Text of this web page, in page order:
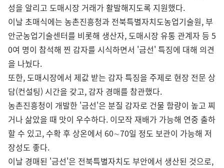
성을 알리고 도매시장 거래가 활발해지도록 지원했다.
이날 초매식에는 농촌진흥청과 전북특별자치도농업기술원, 부
안군농업기술센터를 비롯해 생산자, 도매시장 유통 관계자 등 5
0여 명이 참석해 찐 감자를 시식하면서 '금선' 특징에 대해 의견
을 나눴다.
또한, 도매시장에서 제값 받는 감자 특징을 주제로 현장 전문 상
담(컨설팅) 시간을 갖고, 감자 경매를 참관했다.
농촌진흥청이 개발한 '금선'은 분질 감자로 건물 함량이 높고 찌
거나 삶았을 때 맛이 우수하다. 이모작 재배가 가능해 연중 출하
할 수 있고, 수확 후 상온에서 60∼70일 정도 보관이 가능해 저
장성도 좋다.
이날 경매된 '금선'은 전북특별자치도 부안에서 생산된 것으로,